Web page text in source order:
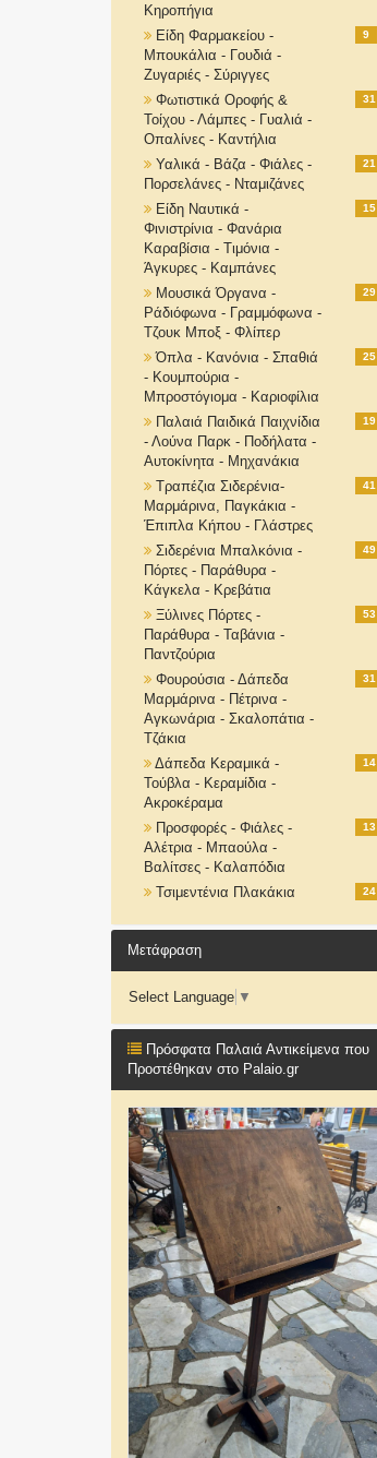
Κηροπήγια
Είδη Φαρμακείου -
Μπουκάλια - Γουδιά -
Ζυγαριές - Σύριγγες
9
Φωτιστικά Οροφής &
Τοίχου - Λάμπες - Γυαλιά -
Οπαλίνες - Καντήλια
31
Υαλικά - Βάζα - Φιάλες -
Πορσελάνες - Νταμιζάνες
21
Είδη Ναυτικά -
Φινιστρίνια - Φανάρια
Καραβίσια - Τιμόνια -
Άγκυρες - Καμπάνες
15
Μουσικά Όργανα -
Ράδιόφωνα - Γραμμόφωνα -
Τζουκ Μποξ - Φλίπερ
29
Όπλα - Κανόνια - Σπαθιά
- Κουμπούρια -
Μπροστόγιομα - Καριοφίλια
25
Παλαιά Παιδικά Παιχνίδια
- Λούνα Παρκ - Ποδήλατα -
Αυτοκίνητα - Μηχανάκια
19
Τραπέζια Σιδερένια-
Μαρμάρινα, Παγκάκια -
Έπιπλα Κήπου - Γλάστρες
41
Σιδερένια Μπαλκόνια -
Πόρτες - Παράθυρα -
Κάγκελα - Κρεβάτια
49
Ξύλινες Πόρτες -
Παράθυρα - Ταβάνια -
Παντζούρια
53
Φουρούσια - Δάπεδα
Μαρμάρινα - Πέτρινα -
Αγκωνάρια - Σκαλοπάτια -
Τζάκια
31
Δάπεδα Κεραμικά -
Τούβλα - Κεραμίδια -
Ακροκέραμα
14
Προσφορές - Φιάλες -
Αλέτρια - Μπαούλα -
Βαλίτσες - Καλαπόδια
13
Τσιμεντένια Πλακάκια 24
Μετάφραση
Select Language ▼
Πρόσφατα Παλαιά Αντικείμενα που
Προστέθηκαν στο Palaio.gr